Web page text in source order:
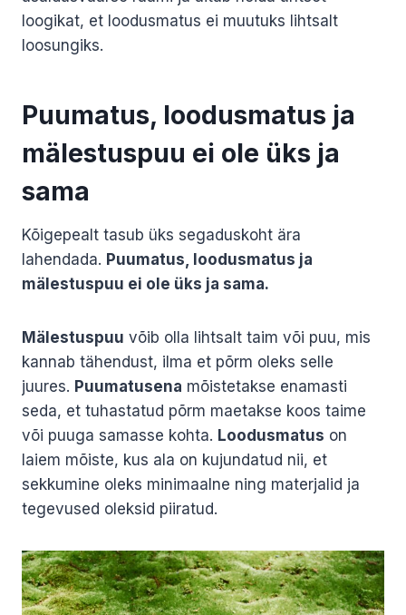
loogikat, et loodusmatus ei muutuks lihtsalt
loosungiks.
Puumatus, loodusmatus ja
mälestuspuu ei ole üks ja
sama
Kõigepealt tasub üks segaduskoht ära
lahendada. Puumatus, loodusmatus ja
mälestuspuu ei ole üks ja sama.
Mälestuspuu võib olla lihtsalt taim või puu, mis
kannab tähendust, ilma et põrm oleks selle
juures. Puumatusena mõistetakse enamasti
seda, et tuhastatud põrm maetakse koos taime
või puuga samasse kohta. Loodusmatus on
laiem mõiste, kus ala on kujundatud nii, et
sekkumine oleks minimaalne ning materjalid ja
tegevused oleksid piiratud.